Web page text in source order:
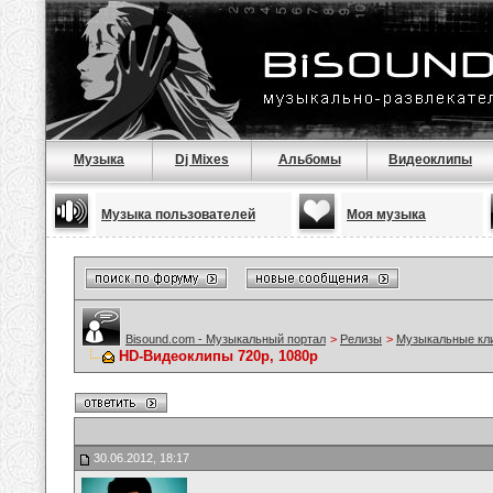
Музыка Dj Mixes Альбомы Видеоклипы
Музыка пользователей Моя музыка
Bisound.com - Музыкальный портал > Релизы > Музыкальные
HD-Видеоклипы 720p, 1080p
30.06.2012, 18:17